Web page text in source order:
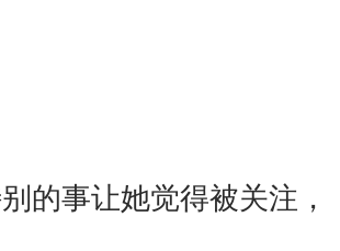
事让她觉得被关注，